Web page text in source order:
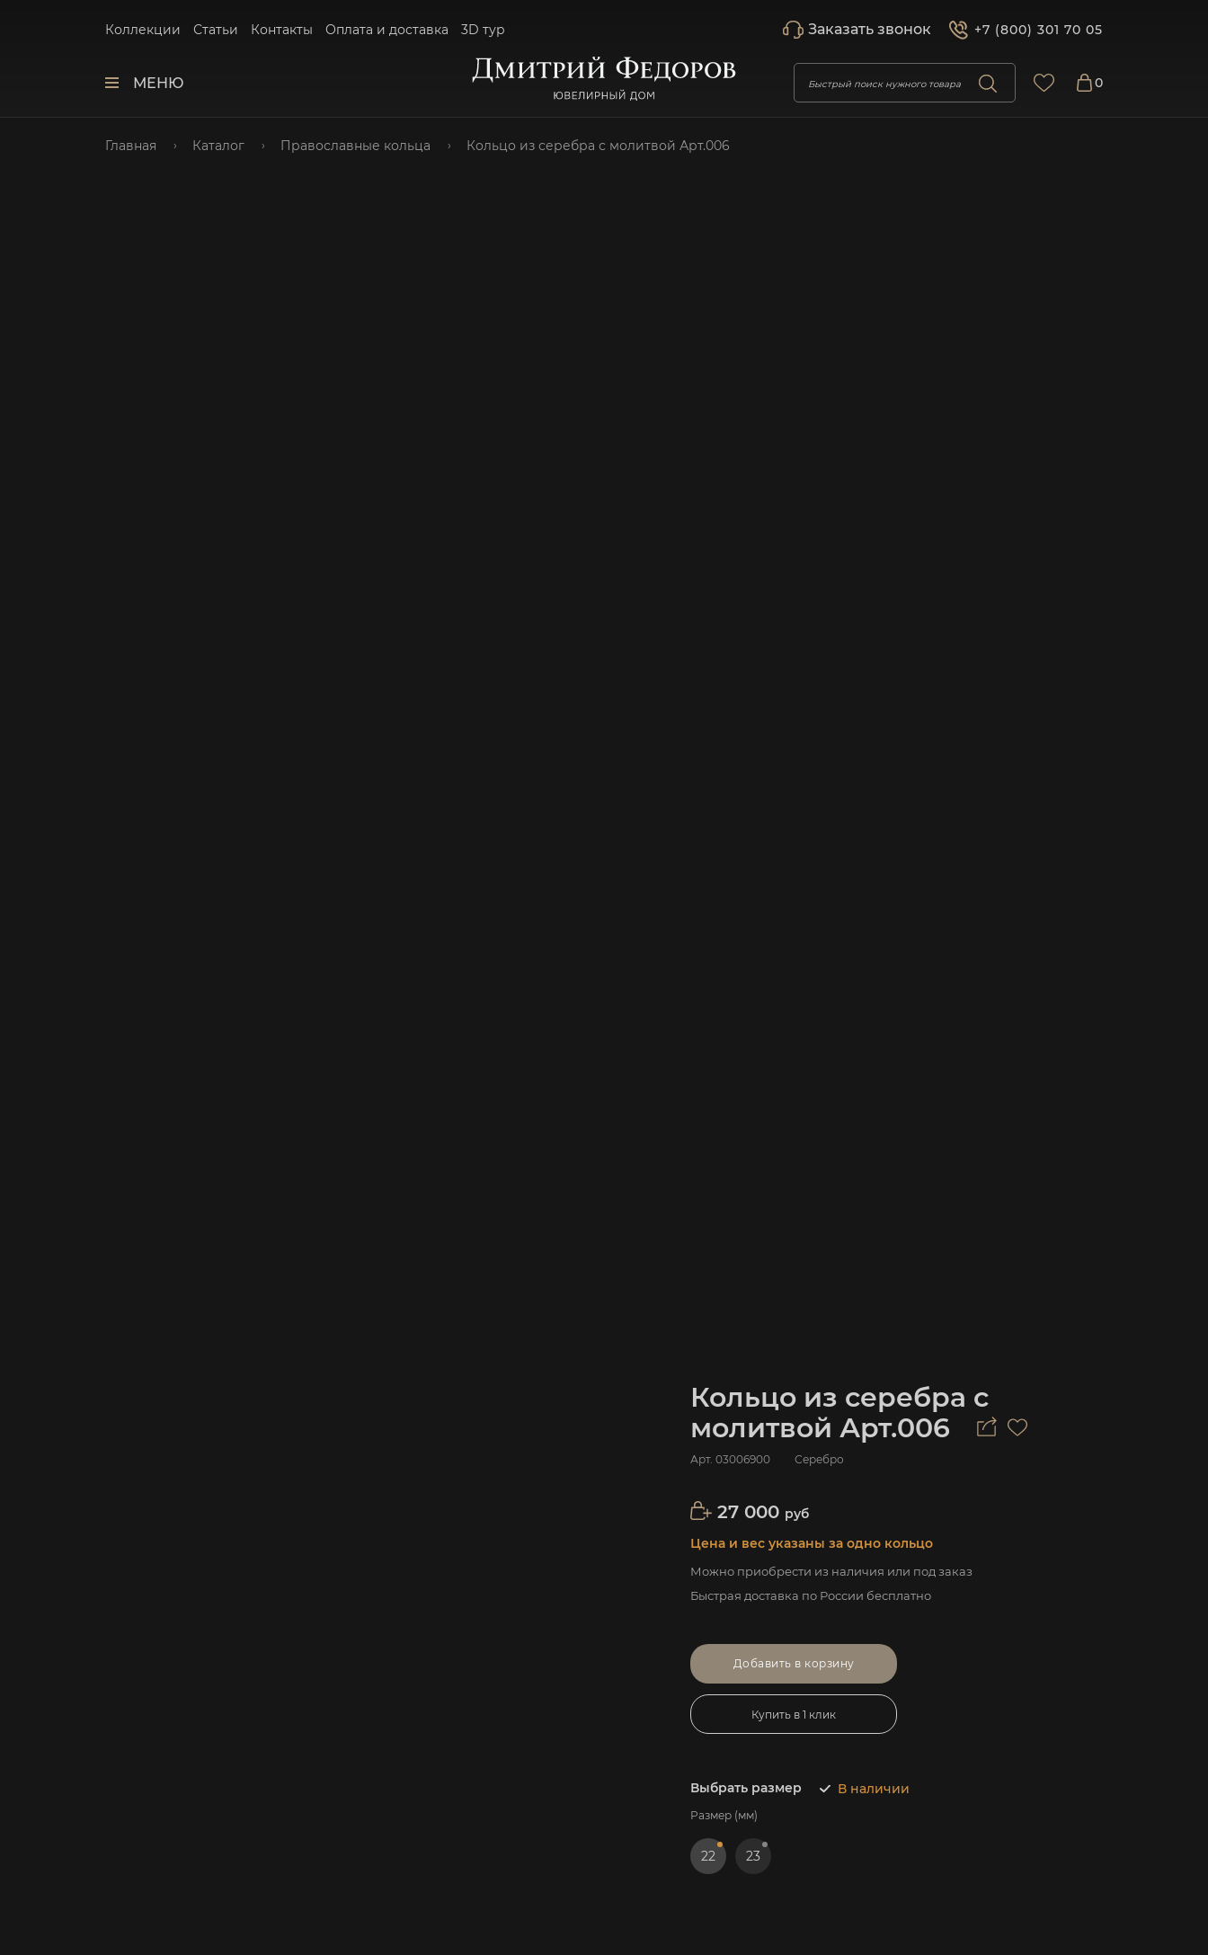
Коллекции Статьи Контакты Оплата и доставка 3D тур Заказать звонок +7 (800) 301 70 05
МЕНЮ 0
Главная Каталог Православные кольца Кольцо из серебра с молитвой Арт.006
Кольцо из серебра с
молитвой Арт.006
Арт. 03006900 Серебро
27 000 руб
Цена и вес указаны за одно кольцо
Можно приобрести из наличия или под заказ
Быстрая доставка по России бесплатно
Выбрать размер В наличии
Размер (мм)
22 23
Добавить в корзину
Купить в 1 клик